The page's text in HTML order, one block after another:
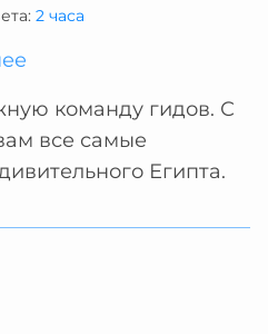
2 часа
команду гидов. С
все самые
Египта.